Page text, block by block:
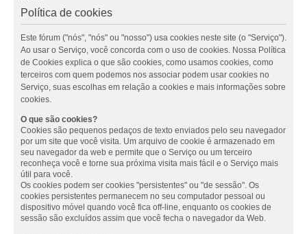
Política de cookies
Este fórum ("nós", "nós" ou "nosso") usa cookies neste site (o "Serviço").
Ao usar o Serviço, você concorda com o uso de cookies. Nossa Política
de Cookies explica o que são cookies, como usamos cookies, como
terceiros com quem podemos nos associar podem usar cookies no
Serviço, suas escolhas em relação a cookies e mais informações sobre
cookies.
O que são cookies?
Cookies são pequenos pedaços de texto enviados pelo seu navegador
por um site que você visita. Um arquivo de cookie é armazenado em
seu navegador da web e permite que o Serviço ou um terceiro
reconheça você e torne sua próxima visita mais fácil e o Serviço mais
útil para você.
Os cookies podem ser cookies "persistentes" ou "de sessão". Os
cookies persistentes permanecem no seu computador pessoal ou
dispositivo móvel quando você fica off-line, enquanto os cookies de
sessão são excluídos assim que você fecha o navegador da Web.